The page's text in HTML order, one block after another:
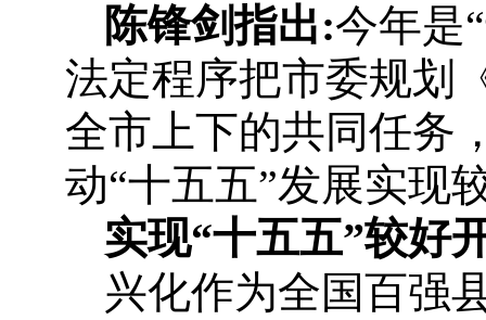
陈锋剑指出:今年是
法定程序把市委规划
全市上下的共同任务
动“十五五”发展实现
实现“十五五”较好
兴化作为全国百强